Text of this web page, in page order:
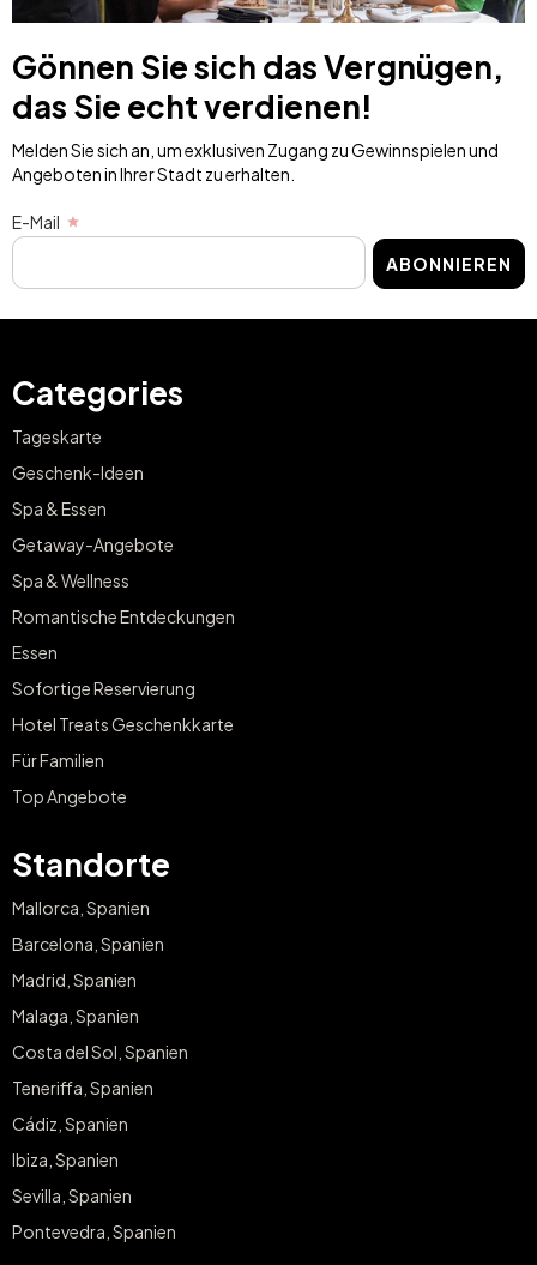
Gönnen Sie sich das Vergnügen,
das Sie echt verdienen!
Melden Sie sich an, um exklusiven Zugang zu Gewinnspielen und
Angeboten in Ihrer Stadt zu erhalten.
E-Mail
ABONNIEREN
Categories
Tageskarte
Geschenk-Ideen
Spa & Essen
Getaway-Angebote
Spa & Wellness
Romantische Entdeckungen
Essen
Sofortige Reservierung
Hotel Treats Geschenkkarte
Für Familien
Top Angebote
Standorte
Mallorca, Spanien
Barcelona, Spanien
Madrid, Spanien
Malaga, Spanien
Costa del Sol, Spanien
Teneriffa, Spanien
Cádiz, Spanien
Ibiza, Spanien
Sevilla, Spanien
Pontevedra, Spanien